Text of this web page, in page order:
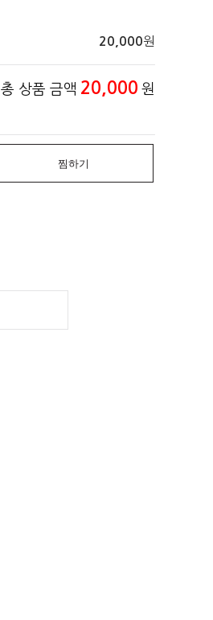
20,000원
총 상품 금액 20,000 원
찜하기